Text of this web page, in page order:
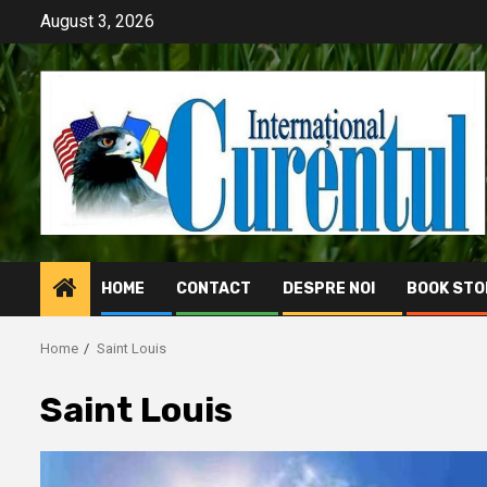
content
August 3, 2026
HOME CONTACT DESPRE NOI BOOK
Home Saint Louis
Saint Louis